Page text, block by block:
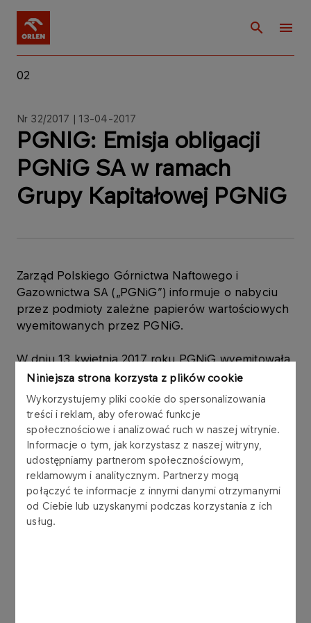
Niniejsza strona korzysta z plików cookie
Wykorzystujemy pliki cookie do spersonalizowania
treści i reklam, aby oferować funkcje
społecznościowe i analizować ruch w naszej witrynie.
Informacje o tym, jak korzystasz z naszej witryny,
udostępniamy partnerom społecznościowym,
reklamowym i analitycznym. Partnerzy mogą
połączyć te informacje z innymi danymi otrzymanymi
od Ciebie lub uzyskanymi podczas korzystania z ich
usług.
02
Nr 32/2017 | 13-04-2017
PGNIG: Emisja obligacji
PGNiG SA w ramach
Grupy Kapitałowej PGNiG
Zarząd Polskiego Górnictwa Naftowego i
Gazownictwa SA („PGNiG”) informuje o nabyciu
przez podmioty zależne papierów wartościowych
wyemitowanych przez PGNiG.
W dniu 13 kwietnia 2017 roku PGNiG wyemitowała
obligacje („Obligacje”) w ramach Programu Emisji
Obligacji Krótkoterminowych z dnia 6 maja 2014
roku („Program”). Łączna wartość nominalna
Obligacji wynosi 50.000.000,00 zł (słownie:
pięćdziesiąt milionów złotych), w tym:
- Emisja 500 obligacji o łącznej wartości
50.000.000,00 zł (słownie: pięćdziesiąt milionów
złotych) z datą wykupu w dniu 15 maja 2017 roku,
o rentowności 1,81% w skali roku, została objęta